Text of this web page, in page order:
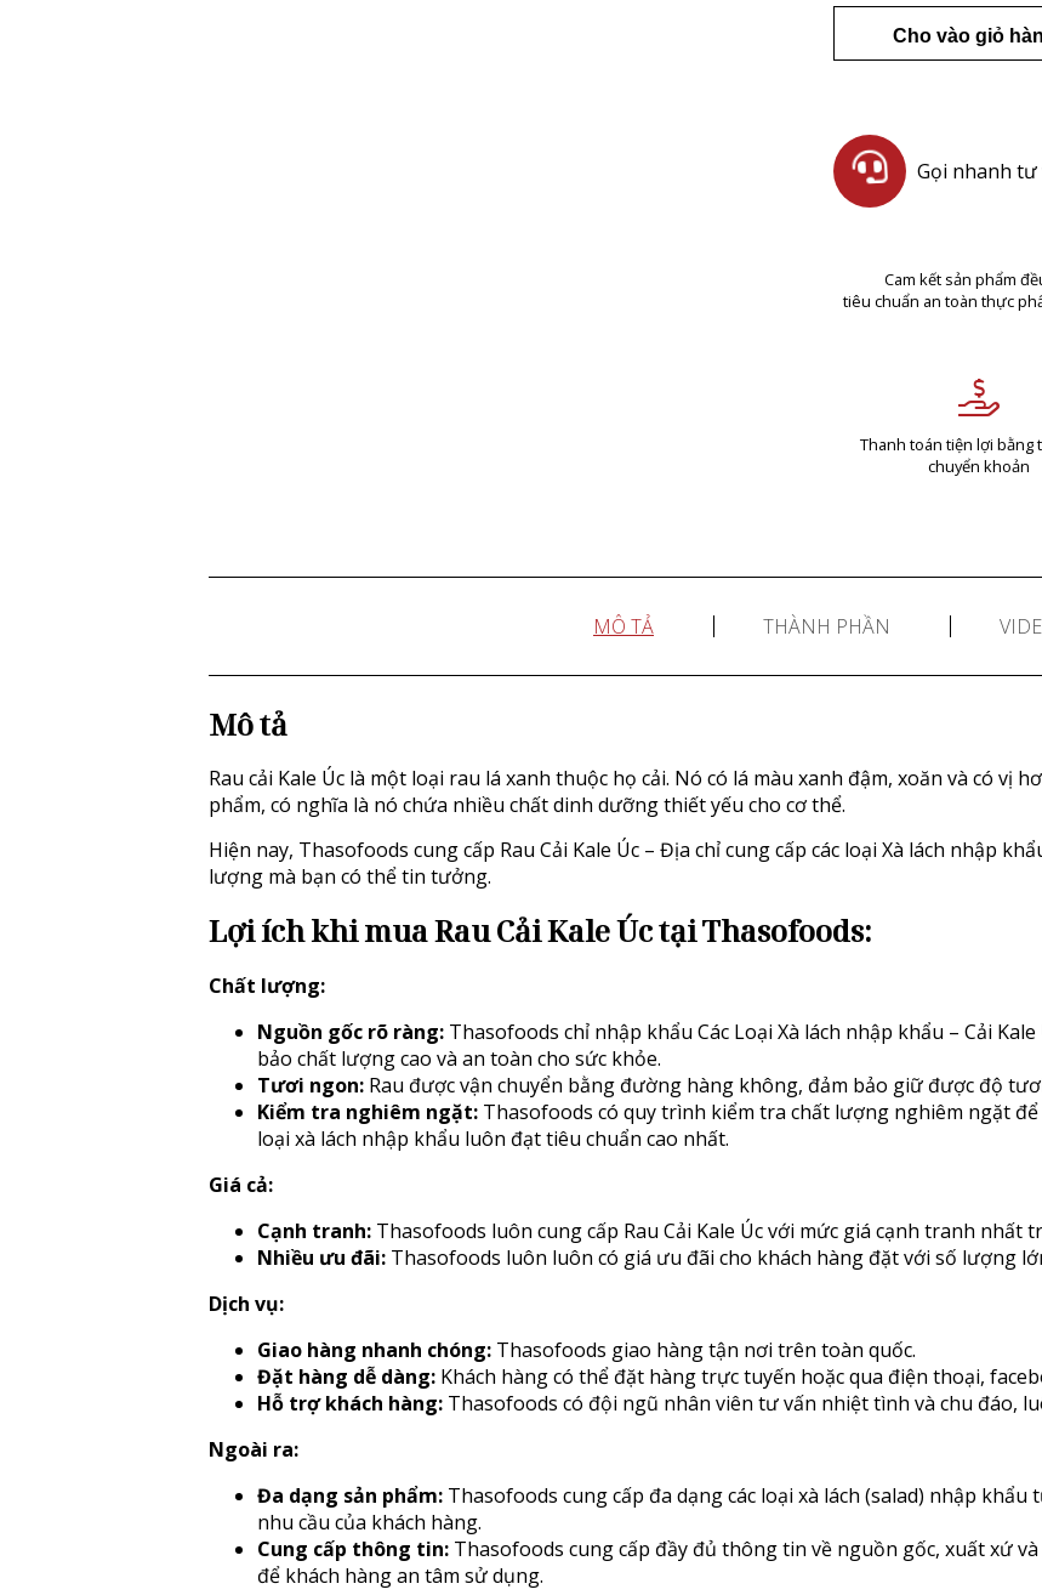
Cho vào giỏ
Gọi nhanh tư
Cam kết sản phẩm
tiêu chuẩn an toàn thực
Thanh toán tiện lợi bằng
chuyển khoản
MÔ TẢ THÀNH PHẦN
Mô tả
Rau cải Kale Úc là một loại rau lá xanh thuộc họ cải. Nó có lá màu xanh đậm, xoăn và có vị
phẩm, có nghĩa là nó chứa nhiều chất dinh dưỡng thiết yếu cho cơ thể.
Hiện nay, Thasofoods cung cấp Rau Cải Kale Úc – Địa chỉ cung cấp các loại Xà lách nhập
lượng mà bạn có thể tin tưởng.
Lợi ích khi muaRau Cải Kale Úctại Thasofoods:
Chất lượng:
Nguồn gốc rõ ràng: Thasofoods chỉ nhập khẩu Các Loại Xà lách nhập khẩu – Cải
bảo chất lượng cao và an toàn cho sức khỏe.
Tươi ngon: Rau được vận chuyển bằng đường hàng không, đảm bảo giữ được độ
Kiểm tra nghiêm ngặt: Thasofoods có quy trình kiểm tra chất lượng nghiêm ngặt để
loại xà lách nhập khẩu luôn đạt tiêu chuẩn cao nhất.
Giá cả:
Cạnh tranh: Thasofoods luôn cung cấp Rau Cải Kale Úc với mức giá cạnh tranh nhất
Nhiều ưu đãi: Thasofoods luôn luôn có giá ưu đãi cho khách hàng đặt với số lượng
Dịch vụ:
Giao hàng nhanh chóng: Thasofoods giao hàng tận nơi trên toàn quốc.
Đặt hàng dễ dàng: Khách hàng có thể đặt hàng trực tuyến hoặc qua điện thoại,
Hỗ trợ khách hàng: Thasofoods có đội ngũ nhân viên tư vấn nhiệt tình và chu đáo,
Ngoài ra:
Đa dạng sản phẩm: Thasofoods cung cấp đa dạng các loại xà lách (salad) nhập
nhu cầu của khách hàng.
Cung cấp thông tin: Thasofoods cung cấp đầy đủ thông tin về nguồn gốc, xuất xứ
để khách hàng an tâm sử dụng.